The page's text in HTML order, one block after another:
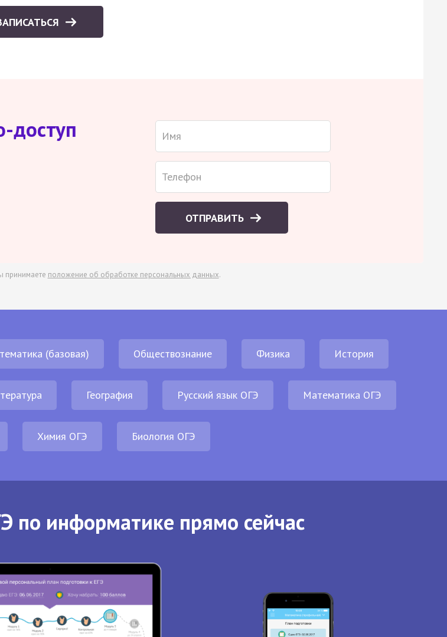
доступ
ОТПРАВИТЬ
принимаете положение об обработке персональных данных.
(базовая) Обществознание Физика История
География Русский язык ОГЭ Математика ОГЭ
Химия ОГЭ Биология ОГЭ
по информатике прямо сейчас